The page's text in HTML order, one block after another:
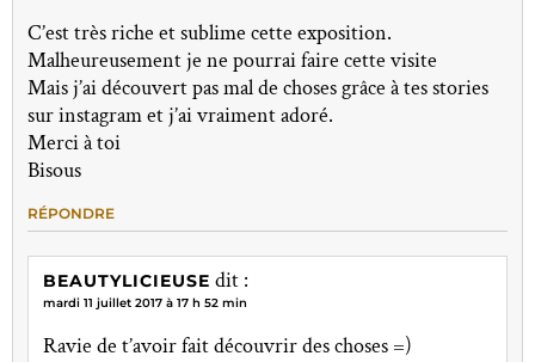
C’est très riche et sublime cette exposition.
Malheureusement je ne pourrai faire cette visite
Mais j’ai découvert pas mal de choses grâce à tes stories
sur instagram et j’ai vraiment adoré.
Merci à toi
Bisous
RÉPONDRE
BEAUTYLICIEUSE dit :
mardi 11 juillet 2017 à 17 h 52 min
Ravie de t’avoir fait découvrir des choses =)